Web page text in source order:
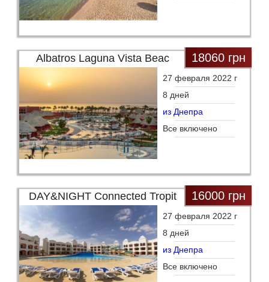
Albatros Laguna Vista Beac 18060 грн
27 февраля 2022 г
8 дней
из Днепра
Все включено
DAY&NIGHT Connected Tropit 16000 грн
27 февраля 2022 г
8 дней
из Днепра
Все включено